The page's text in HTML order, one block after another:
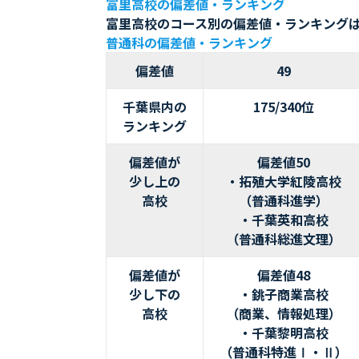
富里高校の偏差値・ランキング
富里高校のコース別の偏差値・ランキング
普通科の偏差値・ランキング
偏差値
49
千葉県内の
ランキング
175/340位
偏差値が
少し上の
高校
偏差値50
・拓殖大学紅陵高校
（普通科進学）
・千葉英和高校
（普通科総進文理）
偏差値が
少し下の
高校
偏差値48
・銚子商業高校
（商業、情報処理）
・千葉黎明高校
（普通科特進Ⅰ・Ⅱ）